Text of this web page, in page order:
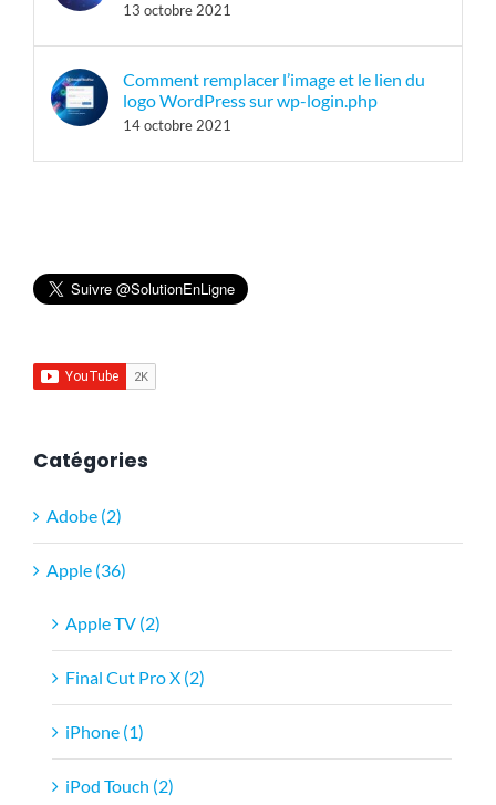
13 octobre 2021
Comment remplacer l’image et le lien du
logo WordPress sur wp-login.php
14 octobre 2021
Catégories
Adobe (2)
Apple (36)
Apple TV (2)
Final Cut Pro X (2)
iPhone (1)
iPod Touch (2)